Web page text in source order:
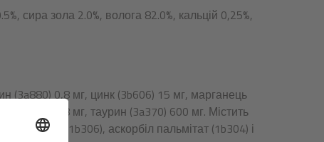
сира зола 2.0%, волога 82.0%, кальцій 0,25%,
(3a880) 0,8 мг, цинк (3b606) 15 мг, марганець
(3b201) 0,8 мг, таурин (3a370) 600 мг. Містить
олій (1b306), аскорбіл пальмітат (1b304) і